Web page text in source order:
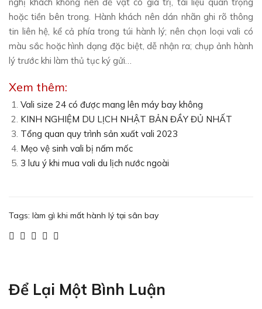
hoặc tiền bên trong. Hành khách nên dán nhãn ghi rõ thông
tin liên hệ, kể cả phía trong túi hành lý; nên chọn loại vali có
màu sắc hoặc hình dạng đặc biệt, dễ nhận ra; chụp ảnh hành
lý trước khi làm thủ tục ký gửi…
Xem thêm:
Vali size 24 có được mang lên máy bay không
KINH NGHIỆM DU LỊCH NHẬT BẢN ĐẦY ĐỦ NHẤT
Tổng quan quy trình sản xuất vali 2023
Mẹo vệ sinh vali bị nấm mốc
3 lưu ý khi mua vali du lịch nước ngoài
Tags: làm gì khi mất hành lý tại sân bay
Để Lại Một Bình Luận